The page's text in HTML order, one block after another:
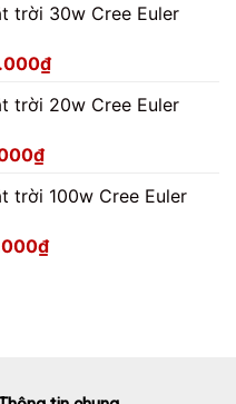
tại
3.590.000₫.
trời 30w Cree Euler
₫Giá
tại
trời 20w Cree Euler
₫Giá
tại
1.700.000₫.
trời 100w Cree Euler
₫Giá